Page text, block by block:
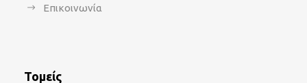
Επικοινωνία
Τομείς